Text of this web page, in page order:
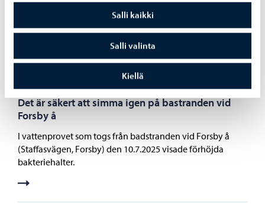
Salli kaikki
Salli valinta
Kiellä
Vid kusten i Borgå har hittats döda sälar, hittills 15 stycken.
Även i Lovisa skärgård har man hittat fyra döda sälar.
Det är säkert att simma igen på bastranden vid
Forsby å
I vattenprovet som togs från badstranden vid Forsby å
(Staffasvägen, Forsby) den 10.7.2025 visade förhöjda
bakteriehalter.